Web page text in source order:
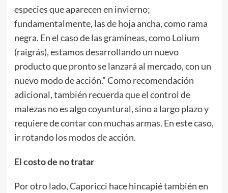
especies que aparecen en invierno;
fundamentalmente, las de hoja ancha, como rama
negra. En el caso de las gramíneas, como Lolium
(raigrás), estamos desarrollando un nuevo
producto que pronto se lanzará al mercado, con un
nuevo modo de acción.” Como recomendación
adicional, también recuerda que el control de
malezas no es algo coyuntural, sino a largo plazo y
requiere de contar con muchas armas. En este caso,
ir rotando los modos de acción.
El costo de no tratar
Por otro lado, Caporicci hace hincapié también en